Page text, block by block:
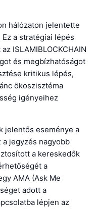
hálózaton jelentette
a stratégiai lépés
ISLAMIBLOCKCHAIN
és megbízhatóságot
kritikus lépés,
ökoszisztéma
igényeihez
jelentős eseménye a
a jegyzés nagyobb
a kereskedők
a
AMA (Ask Me
adott a
lépjen az